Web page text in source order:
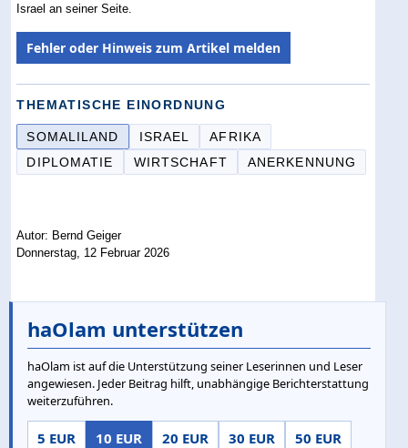
Israel an seiner Seite.
Fehler oder Hinweis zum Artikel melden
THEMATISCHE EINORDNUNG
SOMALILAND ISRAEL
AFRIKA
DIPLOMATIE
WIRTSCHAFT ANERKENNUNG
Autor: Bernd Geiger
Donnerstag, 12 Februar 2026
haOlam unterstützen
haOlam ist auf die Unterstützung seiner Leserinnen und Leser
angewiesen. Jeder Beitrag hilft, unabhängige Berichterstattung
weiterzuführen.
5 EUR 10 EUR 20 EUR 30 EUR 50 EUR